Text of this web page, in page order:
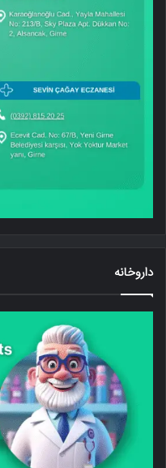
داروخانه